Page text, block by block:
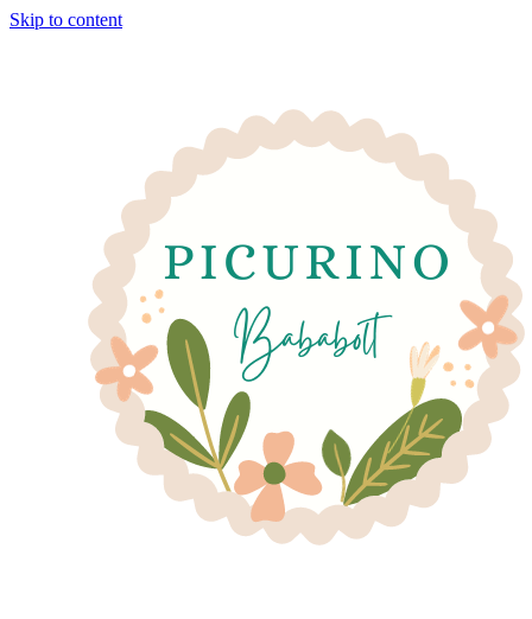
Skip to content